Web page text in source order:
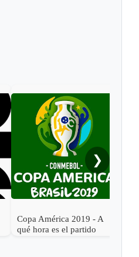
Copa América 2019 - A
qué hora es el partido
❯